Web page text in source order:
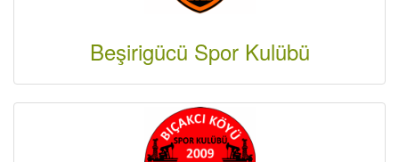
Beşirigücü Spor Kulübü